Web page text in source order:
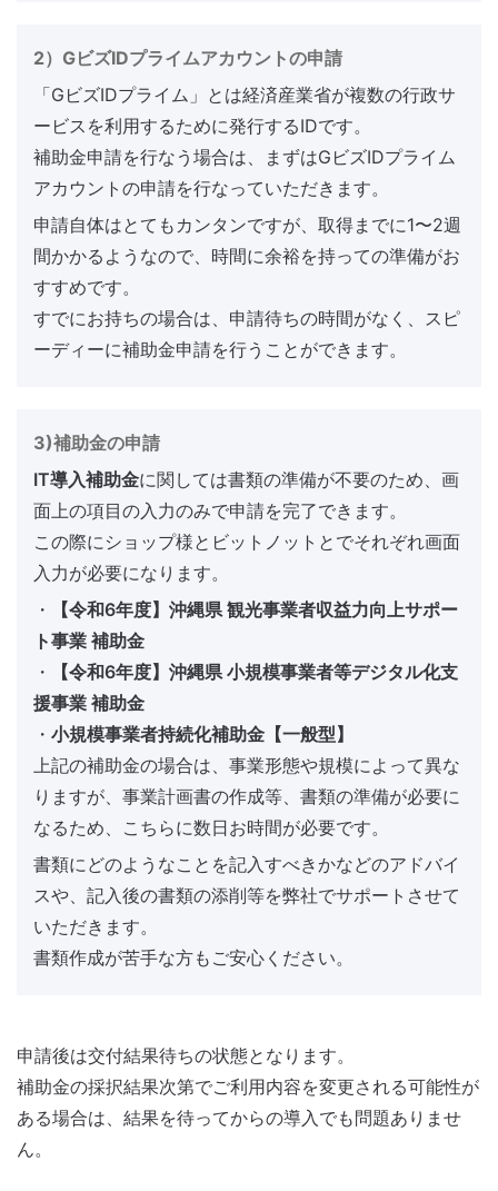
2）GビズIDプライムアカウントの申請
「GビズIDプライム」とは経済産業省が複数の行政サ
ービスを利用するために発行するIDです。
補助金申請を行なう場合は、まずはGビズIDプライム
アカウントの申請を行なっていただきます。
申請自体はとてもカンタンですが、取得までに1〜2週
間かかるようなので、時間に余裕を持っての準備がお
すすめです。
すでにお持ちの場合は、申請待ちの時間がなく、スピ
ーディーに補助金申請を行うことができます。
3)補助金の申請
IT導入補助金に関しては書類の準備が不要のため、画
面上の項目の入力のみで申請を完了できます。
この際にショップ様とビットノットとでそれぞれ画面
入力が必要になります。
・
【令和6年度】沖縄県 観光事業者収益力向上サポー
ト事業 補助金
・
【令和6年度】沖縄県 小規模事業者等デジタル化支
援事業 補助金
・ 小規模事業者持続化補助金【一般型】
上記の補助金の場合は、事業形態や規模によって異な
りますが、事業計画書の作成等、書類の準備が必要に
なるため、こちらに数日お時間が必要です。
書類にどのようなことを記入すべきかなどのアドバイ
スや、記入後の書類の添削等を弊社でサポートさせて
いただきます。
書類作成が苦手な方もご安心ください。
申請後は交付結果待ちの状態となります。
補助金の採択結果次第でご利用内容を変更される可能性が
ある場合は、結果を待ってからの導入でも問題ありませ
ん。